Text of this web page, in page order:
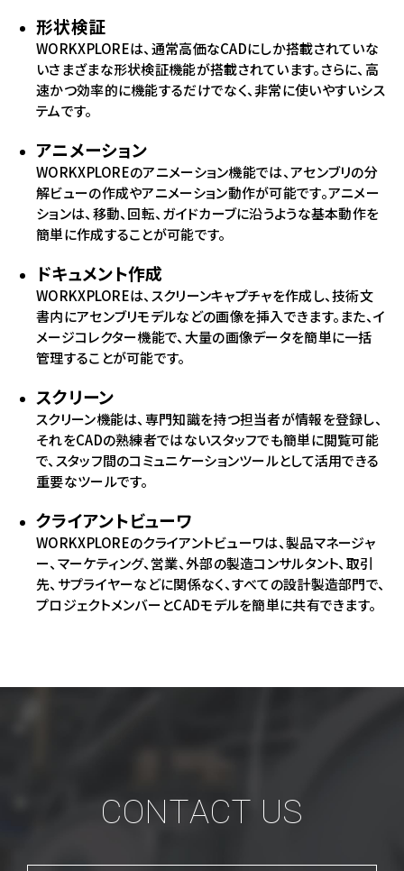
形状検証
WORKXPLOREは、通常高価なCADにしか搭載されていな
いさまざまな形状検証機能が搭載されています。さらに、高
速かつ効率的に機能するだけでなく、非常に使いやすいシス
テムです。
アニメーション
WORKXPLOREのアニメーション機能では、アセンブリの分
解ビューの作成やアニメーション動作が可能です。アニメー
ションは、移動、回転、ガイドカーブに沿うような基本動作を
簡単に作成することが可能です。
ドキュメント作成
WORKXPLOREは、スクリーンキャプチャを作成し、技術文
書内にアセンブリモデルなどの画像を挿入できます。また、イ
メージコレクター機能で、大量の画像データを簡単に一括
管理することが可能です。
スクリーン
スクリーン機能は、専門知識を持つ担当者が情報を登録し、
それをCADの熟練者ではないスタッフでも簡単に閲覧可能
で、スタッフ間のコミュニケーションツールとして活用できる
重要なツールです。
クライアントビューワ
WORKXPLOREのクライアントビューワは、製品マネージャ
ー、マーケティング、営業、外部の製造コンサルタント、取引
先、サプライヤーなどに関係なく、すべての設計製造部門で、
プロジェクトメンバーとCADモデルを簡単に共有できます。
CONTACT US